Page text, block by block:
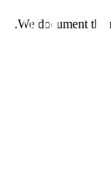
We document the